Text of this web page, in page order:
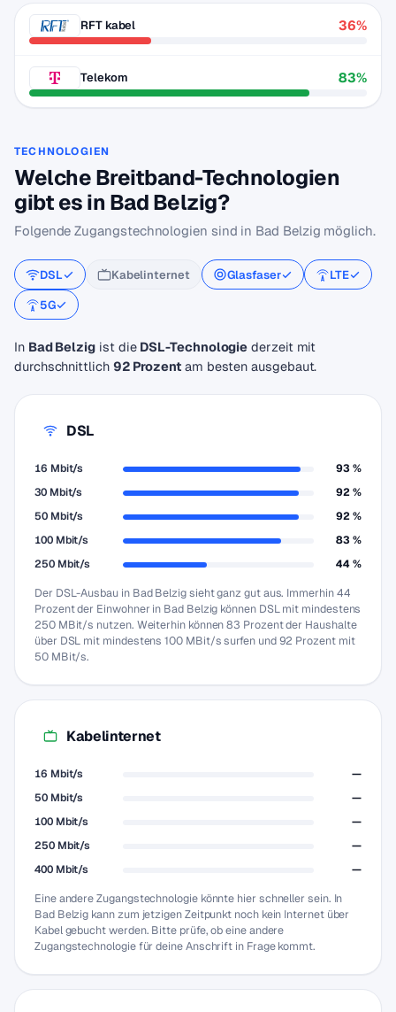
RFT kabel 36%
Telekom 83%
TECHNOLOGIEN
Welche Breitband-Technologien
gibt es in Bad Belzig?
Folgende Zugangstechnologien sind in Bad Belzig möglich.
DSL Kabelinternet Glasfaser
LTE
5G
In Bad Belzig ist die DSL-Technologie derzeit mit
durchschnittlich 92 Prozentam besten ausgebaut.
DSL
16 Mbit/s
93 %
30 Mbit/s
92 %
50 Mbit/s
92 %
100 Mbit/s
83 %
250 Mbit/s
44 %
Der DSL-Ausbau in Bad Belzig sieht ganz gut aus. Immerhin 44
Prozent der Einwohner in Bad Belzig können DSL mit mindestens
250 MBit/s nutzen. Weiterhin können 83 Prozent der Haushalte
über DSL mit mindestens 100 MBit/s surfen und 92 Prozent mit
50 MBit/s.
Kabelinternet
16 Mbit/s
—
50 Mbit/s
—
100 Mbit/s
—
250 Mbit/s
—
400 Mbit/s
—
Eine andere Zugangstechnologie könnte hier schneller sein. In
Bad Belzig kann zum jetzigen Zeitpunkt noch kein Internet über
Kabel gebucht werden. Bitte prüfe, ob eine andere
Zugangstechnologie für deine Anschrift in Frage kommt.